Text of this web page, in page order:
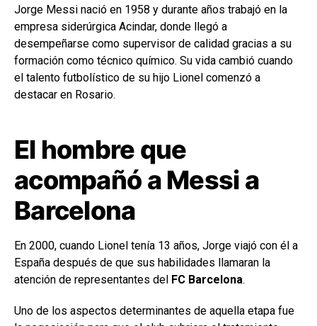
Jorge Messi nació en 1958 y durante años trabajó en la
empresa siderúrgica Acindar, donde llegó a
desempeñarse como supervisor de calidad gracias a su
formación como técnico químico. Su vida cambió cuando
el talento futbolístico de su hijo Lionel comenzó a
destacar en Rosario.
El hombre que
acompañó a Messi a
Barcelona
En 2000, cuando Lionel tenía 13 años, Jorge viajó con él a
España después de que sus habilidades llamaran la
atención de representantes del FC Barcelona.
Uno de los aspectos determinantes de aquella etapa fue